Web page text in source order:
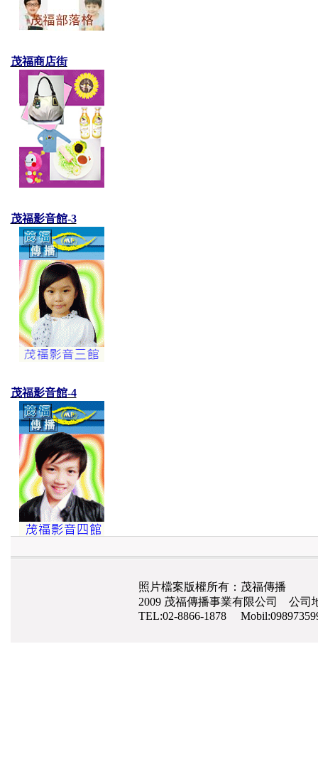
茂福商店街
茂福影音館-3
茂福影音館-4
照片檔案版權所有：茂福傳播
2009 茂福傳播事業有限公司 公司
TEL:02-8866-1878